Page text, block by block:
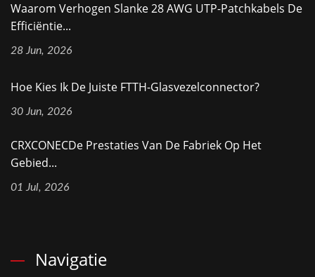
Waarom Verhogen Slanke 28 AWG UTP-Patchkabels De
Efficiëntie...
28 Jun, 2026
Hoe Kies Ik De Juiste FTTH-Glasvezelconnector?
30 Jun, 2026
CRXCONECDe Prestaties Van De Fabriek Op Het
Gebied...
01 Jul, 2026
Navigatie